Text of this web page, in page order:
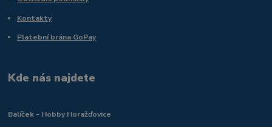
Kontakty
Platební brána GoPay
Kde nás najdete
Balíček - Hobby Horažďovice